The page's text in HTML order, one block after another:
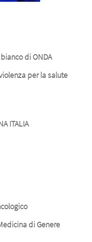
di ONDA
per la salute
ITALIA
di Genere